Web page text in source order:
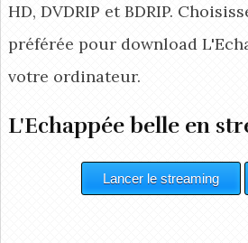
HD, DVDRIP et BDRIP.
préférée pour download
votre ordinateur.
L'Echappée belle en